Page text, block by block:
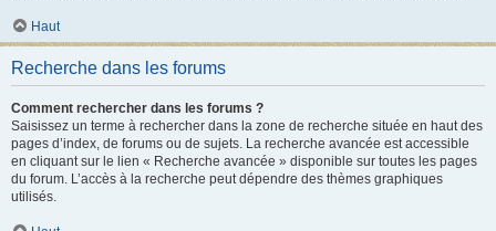
Haut
Recherche dans les forums
Comment rechercher dans les forums ?
Saisissez un terme à rechercher dans la zone de recherche située en haut des
pages d’index, de forums ou de sujets. La recherche avancée est accessible
en cliquant sur le lien « Recherche avancée » disponible sur toutes les pages
du forum. L’accès à la recherche peut dépendre des thèmes graphiques
utilisés.